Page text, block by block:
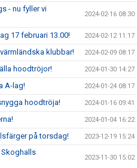
- nu fyller vi
2024-02-16 08:30
17 februari 13.00! 2024-02-12 11:17
klubbar! 2024-02-09 08:17
hoodtröjor! 2024-01-30 14:27
A-lag! 2024-01-24 08:17
hoodtröja! 2024-01-16 09:41
2024-01-04 16:22
på torsdag! 2023-12-19 15:24
Skoghalls
2023-11-30 15:02